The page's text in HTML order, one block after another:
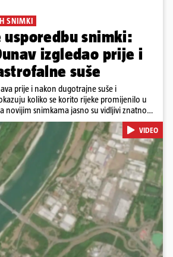
SNIMKI
usporedbu snimki:
izgledao prije i
suše
prije i nakon dugotrajne suše i
koliko se korito rijeke promijenilo u
novijim snimkama jasno su vidljivi znatno
sužene vodene površine, što svjedoči o
Promjene su zabilježene duž cijelog
preko Slovačke, Hrvatske i Srbije, do
Snimke je tijekom ljeta 2025. i 2026.
2 u sklopu programa Europske unije
Pokretanje videa...
VIDEO